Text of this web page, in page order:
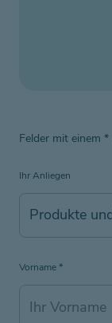
Felder mit einem *
Ihr Anliegen
Vorname*